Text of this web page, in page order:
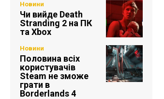
Новини
Чи вийде Death
Stranding 2 на ПК
та Xbox
Новини
Половина всіх
користувачів
Steam не зможе
грати в
Borderlands 4